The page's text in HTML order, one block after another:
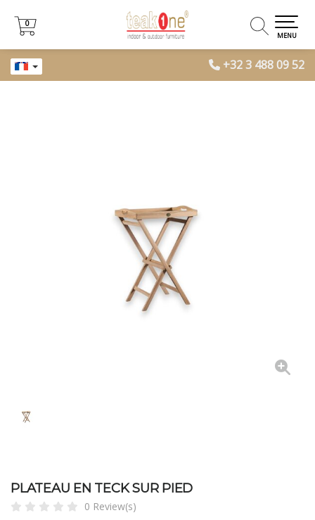
+32 3 488 09 52
0
0
MENU
PLATEAU EN TECK SUR PIED
0 Review(s)